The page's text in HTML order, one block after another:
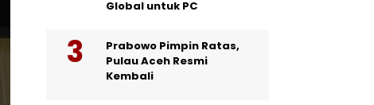
Global untuk PC
Prabowo Pimpin Ratas,
Pulau Aceh Resmi
Kembali